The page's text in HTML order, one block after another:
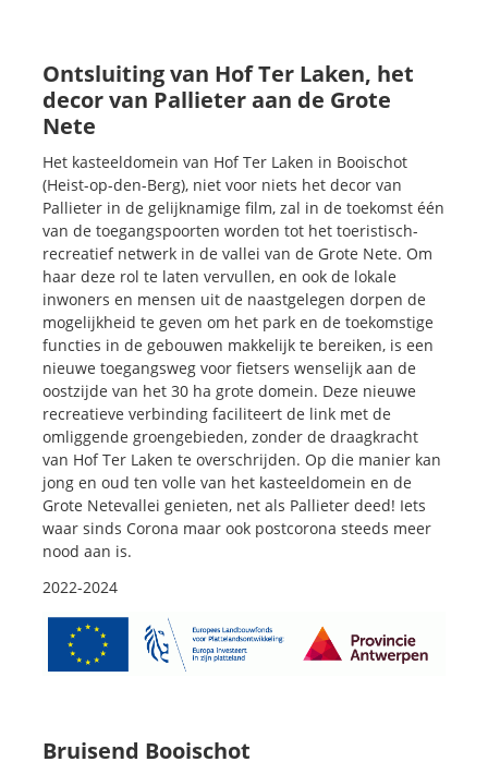
Ontsluiting van Hof Ter Laken, het
decor van Pallieter aan de Grote
Nete
Het kasteeldomein van Hof Ter Laken in Booischot
(Heist-op-den-Berg), niet voor niets het decor van
Pallieter in de gelijknamige film, zal in de toekomst één
van de toegangspoorten worden tot het toeristisch-
recreatief netwerk in de vallei van de Grote Nete. Om
haar deze rol te laten vervullen, en ook de lokale
inwoners en mensen uit de naastgelegen dorpen de
mogelijkheid te geven om het park en de toekomstige
functies in de gebouwen makkelijk te bereiken, is een
nieuwe toegangsweg voor fietsers wenselijk aan de
oostzijde van het 30 ha grote domein. Deze nieuwe
recreatieve verbinding faciliteert de link met de
omliggende groengebieden, zonder de draagkracht
van Hof Ter Laken te overschrijden. Op die manier kan
jong en oud ten volle van het kasteeldomein en de
Grote Netevallei genieten, net als Pallieter deed! Iets
waar sinds Corona maar ook postcorona steeds meer
nood aan is.
2022-2024
Bruisend Booischot